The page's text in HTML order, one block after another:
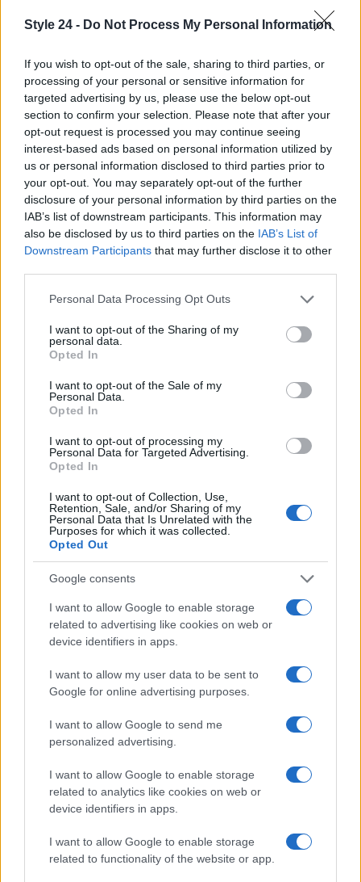
Style 24 - Do Not Process My Personal Information
If you wish to opt-out of the sale, sharing to third parties, or
processing of your personal or sensitive information for
targeted advertising by us, please use the below opt-out
section to confirm your selection. Please note that after your
opt-out request is processed you may continue seeing
interest-based ads based on personal information utilized by
us or personal information disclosed to third parties prior to
your opt-out. You may separately opt-out of the further
disclosure of your personal information by third parties on the
IAB’s list of downstream participants. This information may
also be disclosed by us to third parties on the IAB’s List of
Downstream Participants that may further disclose it to other
Please note that this website/app uses one or more Google
not limited to your visit or usage behaviour. You may click to
grant or deny consent to Google and its third-party tags to
use your data for below specified purposes in below Google
consent section.
Personal Data Processing Opt Outs
I want to opt-out of the Sharing of my
personal data.
Opted In
I want to opt-out of the Sale of my
Personal Data.
Opted In
I want to opt-out of processing my
Personal Data for Targeted Advertising.
Opted In
I want to opt-out of Collection, Use,
Retention, Sale, and/or Sharing of my
Personal Data that Is Unrelated with the
Purposes for which it was collected.
Opted Out
Google consents
I want to allow Google to enable storage
related to advertising like cookies on web or
device identifiers in apps.
I want to allow my user data to be sent to
Google for online advertising purposes.
I want to allow Google to send me
personalized advertising.
I want to allow Google to enable storage
related to analytics like cookies on web or
device identifiers in apps.
I want to allow Google to enable storage
related to functionality of the website or app.
BELLEZZA
Galib Gassanoff e Institution trionfano a Copenhagen
con la collezione Primavera/Estate 2027
Matteo Pellegrino · 8 Ago 2026
Italian manicure: la tecnica di manicure che slancia le
unghie e domina i social
Camilla Fiore · 8 Ago 2026
BELLEZZA